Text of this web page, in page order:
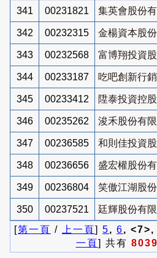
341 00231821 集英會股份
342 00232315 金楊資本股
343 00232568 富博翔投資
344 00233187 吃吧創新行
345 00233412 陞泰投資控
346 00235262 浚禾股份有
347 00236585 和則佳投資
348 00236656 盛宏權股份
349 00236804 笑傲江湖股
350 00237521
廷輝股份有
[第一頁 / 上一頁] 5, 6, <7>,
一頁] 共有 8039